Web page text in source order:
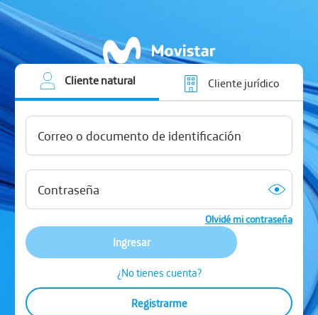
Cliente natural Cliente jurídico
Olvidé mi contraseña
Ingresar
¿No tienes cuenta?
Registrarme